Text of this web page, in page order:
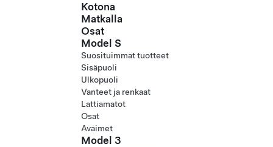
Kotona
Matkalla
Osat
Model S
Suosituimmat tuotteet
Sisäpuoli
Ulkopuoli
Vanteet ja renkaat
Lattiamatot
Osat
Avaimet
Model 3